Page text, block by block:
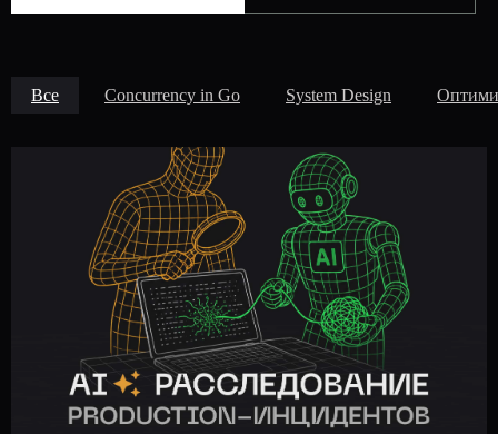
Все Concurrency in Go System Design